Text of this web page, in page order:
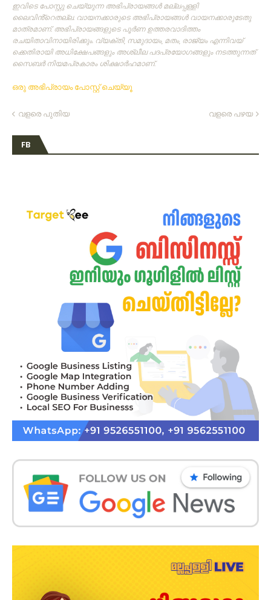
ഇവിടെ പോസ്റ്റു ചെയ്യുന്ന അഭിപ്രായങ്ങള്‍ മല്ലപ്പള്ളി
ലൈവിൻ്റെതല്ല. വായനക്കാരുടെ അഭിപ്രായങ്ങള്‍ വായനക്കാരുടേതു
മാത്രമാണ്‌. അഭിപ്രായങ്ങളുടെ പൂര്‍ണ ഉത്തരവാദിത്തം
രചയിതാവിനായിരിക്കും. വ്യക്തി, സമുദായം, മതം, രാജ്യം എന്നിവയ്
ക്കെതിരായി അധിക്ഷേപങ്ങളും അശ്ലീല പദപ്രയോഗങ്ങളും നടത്തുന്നത്‌
സൈബര്‍ നിയമപ്രകാരം ശിക്ഷാര്‍ഹമാണ്‌.
ഒരു അഭിപ്രായം പോസ്റ്റ് ചെയ്യൂ
വളരെ പുതിയ വളരെ പഴയ
FB